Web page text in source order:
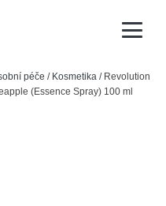
Vyhledávání
péče / Kosmetika / Revolution
(Essence Spray) 100 ml